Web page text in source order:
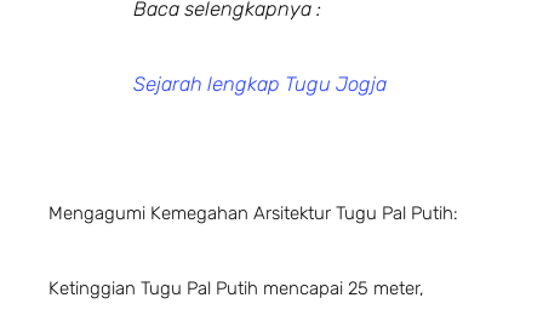
Baca selengkapnya :
Sejarah lengkap Tugu Jogja
Mengagumi Kemegahan Arsitektur Tugu Pal Putih:
Ketinggian Tugu Pal Putih mencapai 25 meter,